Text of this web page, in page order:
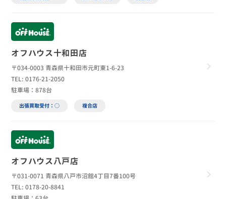
オフハウス十和田店
〒034-0003 青森県十和田市元町東1-6-23
TEL: 0176-21-2050
駐車場：878台
出張買取受付：○ 複合店
オフハウス八戸店
〒031-0071 青森県八戸市沼館4丁目7番100号
TEL: 0178-20-8841